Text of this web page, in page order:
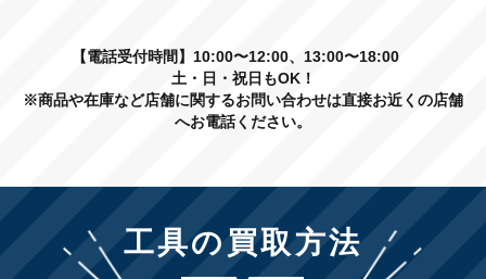
【電話受付時間】10:00〜12:00、13:00〜18:00
土・日・祝日もOK！
※商品や在庫など店舗に関するお問い合わせは直接お近くの店舗
へお電話ください。
工具の買取方法